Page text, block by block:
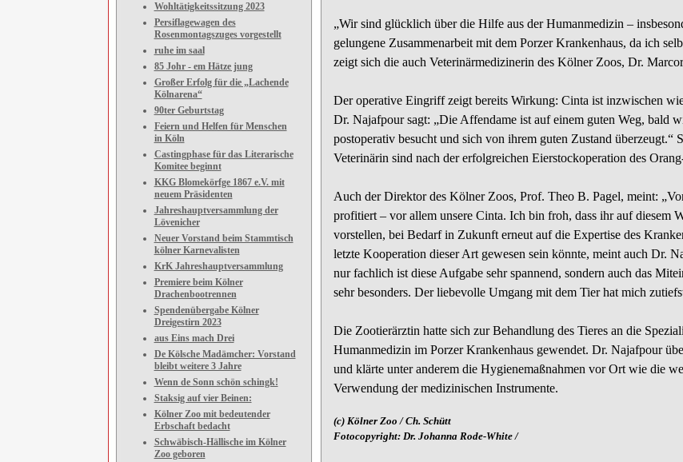
Wohltätigkeitssitzung 2023
Persiflagewagen des
Rosenmontagszuges vorgestellt
ruhe im saal
85 Johr - em Hätze jung
Großer Erfolg für die „Lachende
Kölnarena“
90ter Geburtstag
Feiern und Helfen für Menschen
in Köln
Castingphase für das Literarische
Komitee beginnt
KKG Blomekörfge 1867 e.V. mit
neuem Präsidenten
Jahreshauptversammlung der
Lövenicher
Neuer Vorstand beim Stammtisch
kölner Karnevalisten
KrK Jahreshauptversammlung
Premiere beim Kölner
Drachenbootrennen
Spendenübergabe Kölner
Dreigestirn 2023
aus Eins mach Drei
De Kölsche Madämcher: Vorstand
bleibt weitere 3 Jahre
Wenn de Sonn schön schingk!
Staksig auf vier Beinen:
Kölner Zoo mit bedeutender
Erbschaft bedacht
Schwäbisch-Hällische im Kölner
Zoo geboren
„Wir sind glücklich über die Hilfe aus der Humanmedizin –
gelungene Zusammenarbeit mit dem Porzer Krankenhaus, da ich
zeigt sich die auch Veterinärmedizinerin des Kölner Zoos, Dr.
Der operative Eingriff zeigt bereits Wirkung: Cinta ist inzwischen
Dr. Najafpour sagt: „Die Affendame ist auf einem guten Weg, bald
postoperativ besucht und sich von ihrem guten Zustand
Veterinärin sind nach der erfolgreichen Eierstockoperation des
Auch der Direktor des Kölner Zoos, Prof. Theo B. Pagel, meint:
profitiert – vor allem unsere Cinta. Ich bin froh, dass ihr auf diesem
vorstellen, bei Bedarf in Zukunft erneut auf die Expertise des
letzte Kooperation dieser Art gewesen sein könnte, meint auch Dr.
nur fachlich ist diese Aufgabe sehr spannend, sondern auch das
sehr besonders. Der liebevolle Umgang mit dem Tier hat mich
Die Zootierärztin hatte sich zur Behandlung des Tieres an die
Humanmedizin im Porzer Krankenhaus gewendet. Dr. Najafpour
und klärte unter anderem die Hygienemaßnahmen vor Ort wie die
Verwendung der medizinischen Instrumente.
(c) Kölner Zoo / Ch. Schütt
Fotocopyright: Dr. Johanna Rode-White /